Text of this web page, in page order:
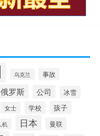
乌克兰 事故
俄罗斯 公司 冰雪
女士 学校 孩子
机 日本 曼联